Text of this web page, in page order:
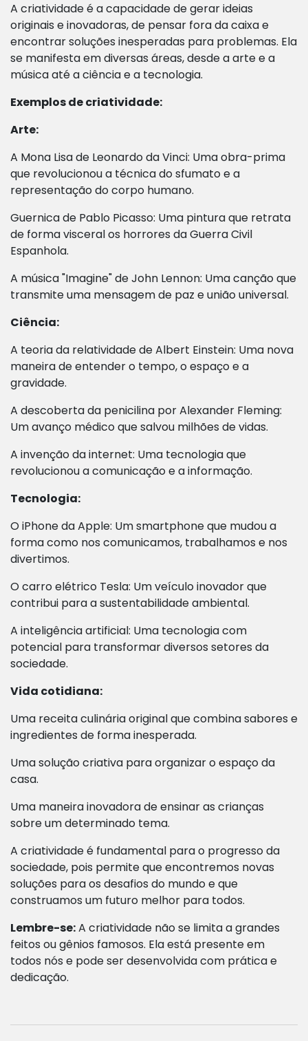
A criatividade é a capacidade de gerar ideias
originais e inovadoras, de pensar fora da caixa e
encontrar soluções inesperadas para problemas. Ela
se manifesta em diversas áreas, desde a arte e a
música até a ciência e a tecnologia.
Exemplos de criatividade:
Arte:
A Mona Lisa de Leonardo da Vinci: Uma obra-prima
que revolucionou a técnica do sfumato e a
representação do corpo humano.
Guernica de Pablo Picasso: Uma pintura que retrata
de forma visceral os horrores da Guerra Civil
Espanhola.
A música "Imagine" de John Lennon: Uma canção que
transmite uma mensagem de paz e união universal.
Ciência:
A teoria da relatividade de Albert Einstein: Uma nova
maneira de entender o tempo, o espaço e a
gravidade.
A descoberta da penicilina por Alexander Fleming:
Um avanço médico que salvou milhões de vidas.
A invenção da internet: Uma tecnologia que
revolucionou a comunicação e a informação.
Tecnologia:
O iPhone da Apple: Um smartphone que mudou a
forma como nos comunicamos, trabalhamos e nos
divertimos.
O carro elétrico Tesla: Um veículo inovador que
contribui para a sustentabilidade ambiental.
A inteligência artificial: Uma tecnologia com
potencial para transformar diversos setores da
sociedade.
Vida cotidiana:
Uma receita culinária original que combina sabores e
ingredientes de forma inesperada.
Uma solução criativa para organizar o espaço da
casa.
Uma maneira inovadora de ensinar as crianças
sobre um determinado tema.
A criatividade é fundamental para o progresso da
sociedade, pois permite que encontremos novas
soluções para os desafios do mundo e que
construamos um futuro melhor para todos.
Lembre-se:A criatividade não se limita a grandes
feitos ou gênios famosos. Ela está presente em
todos nós e pode ser desenvolvida com prática e
dedicação.